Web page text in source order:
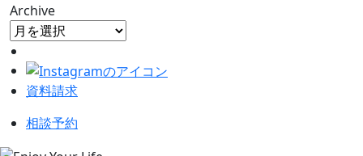
Archive
資料請求
相談予約